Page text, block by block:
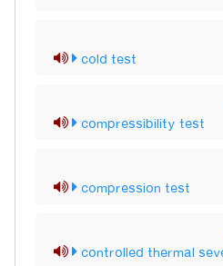
cold test
compressibility test
compression test
controlled thermal